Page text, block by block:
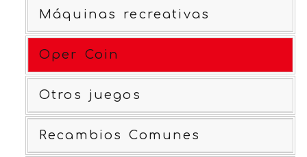
Máquinas recreativas
Oper Coin
Otros juegos
Recambios Comunes